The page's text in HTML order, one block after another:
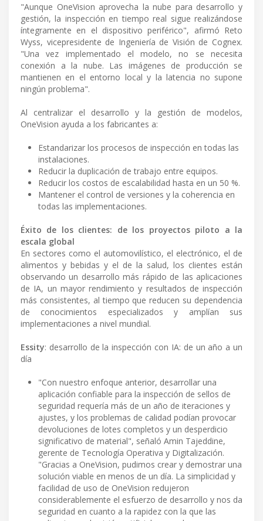
"Aunque OneVision aprovecha la nube para desarrollo y
gestión, la inspección en tiempo real sigue realizándose
íntegramente en el dispositivo periférico", afirmó Reto
Wyss, vicepresidente de Ingeniería de Visión de Cognex.
"Una vez implementado el modelo, no se necesita
conexión a la nube. Las imágenes de producción se
mantienen en el entorno local y la latencia no supone
ningún problema".
Al centralizar el desarrollo y la gestión de modelos,
OneVision ayuda a los fabricantes a:
Estandarizar los procesos de inspección en todas las
instalaciones.
Reducir la duplicación de trabajo entre equipos.
Reducir los costos de escalabilidad hasta en un 50 %.
Mantener el control de versiones y la coherencia en
todas las implementaciones.
Éxito de los clientes: de los proyectos piloto a la
escala global
En sectores como el automovilístico, el electrónico, el de
alimentos y bebidas y el de la salud, los clientes están
observando un desarrollo más rápido de las aplicaciones
de IA, un mayor rendimiento y resultados de inspección
más consistentes, al tiempo que reducen su dependencia
de conocimientos especializados y amplían sus
implementaciones a nivel mundial.
Essity: desarrollo de la inspección con IA: de un año a un
día
"Con nuestro enfoque anterior, desarrollar una
aplicación confiable para la inspección de sellos de
seguridad requería más de un año de iteraciones y
ajustes, y los problemas de calidad podían provocar
devoluciones de lotes completos y un desperdicio
significativo de material", señaló Amin Tajeddine,
gerente de Tecnología Operativa y Digitalización.
"Gracias a OneVision, pudimos crear y demostrar una
solución viable en menos de un día. La simplicidad y
facilidad de uso de OneVision redujeron
considerablemente el esfuerzo de desarrollo y nos da
seguridad en cuanto a la rapidez con la que las